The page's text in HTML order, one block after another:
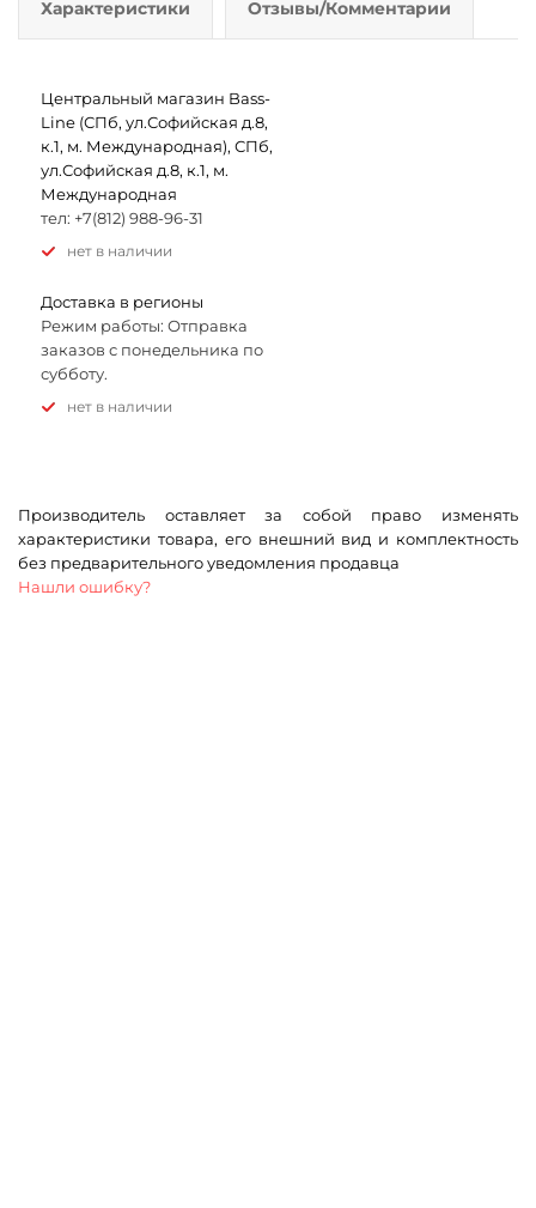
Характеристики Отзывы/Комментарии
Центральный магазин Bass-
Line (СПб, ул.Софийская д.8,
к.1, м. Международная), СПб,
ул.Софийская д.8, к.1, м.
Международная
тел: +7(812) 988-96-31
Нет в наличии
Доставка в регионы
Режим работы: Отправка
заказов с понедельника по
субботу.
Нет в наличии
Производитель оставляет за собой право изменять
характеристики товара, его внешний вид и комплектность
без предварительного уведомления продавца
Нашли ошибку?